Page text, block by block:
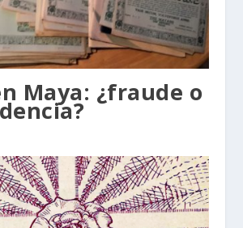
Maya: ¿fraude o